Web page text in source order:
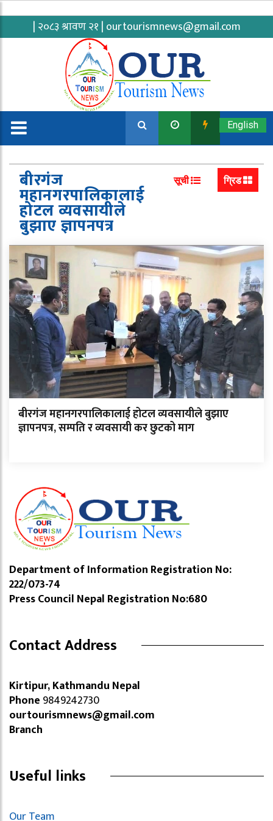
| २०८३ श्रावण २१ | ourtourismnews@gmail.com
English
बीरगंज
महानगरपालिकालाई
होटल व्यवसायीले
बुझाए ज्ञापनपत्र
सूची ग्रिड
बीरगंज महानगरपालिकालाई होटल व्यवसायीले बुझाए
ज्ञापनपत्र, सम्पति र व्यवसायी कर छुटको माग
Department of Information Registration No:
222/073-74
Press Council Nepal Registration No:680
Contact Address
Kirtipur, Kathmandu Nepal
Phone 9849242730
ourtourismnews@gmail.com
Branch
Useful links
Our Team